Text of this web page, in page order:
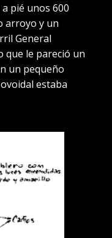
pié unos 600
arroyo y un
General
que le pareció un
un pequeño
estaba